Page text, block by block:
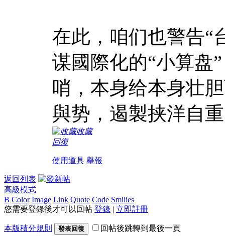
在此，咱们也警告“
谋國際化的“小算盘
哨，本身给本身壮
與势，遏製挟洋自
收藏
回復
使用道具 舉報
返回列表
高級模式
B Color Image Link Quote Code Smilies
您需要登錄後才可以回帖 登錄 | 立即註冊
本版積分規則 發表回復 回帖後跳轉到最後一頁